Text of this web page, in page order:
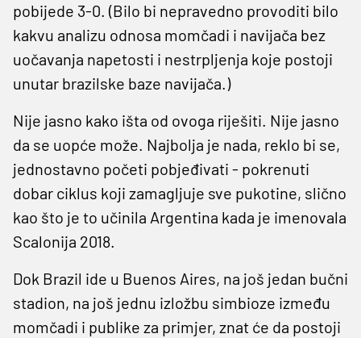
pobijede 3-0. (Bilo bi nepravedno provoditi bilo
kakvu analizu odnosa momčadi i navijača bez
uočavanja napetosti i nestrpljenja koje postoji
unutar brazilske baze navijača.)
Nije jasno kako išta od ovoga riješiti. Nije jasno
da se uopće može. Najbolja je nada, reklo bi se,
jednostavno početi pobjeđivati ​​- pokrenuti
dobar ciklus koji zamagljuje sve pukotine, slično
kao što je to učinila Argentina kada je imenovala
Scalonija 2018.
Dok Brazil ide u Buenos Aires, na još jedan bučni
stadion, na još jednu izložbu simbioze između
momčadi i publike za primjer, znat će da postoji